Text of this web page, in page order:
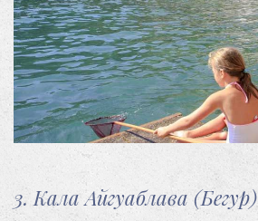
Масия
Номера
Апартамент
Впечатления
3. Кала Айгуаблава (Бегур)